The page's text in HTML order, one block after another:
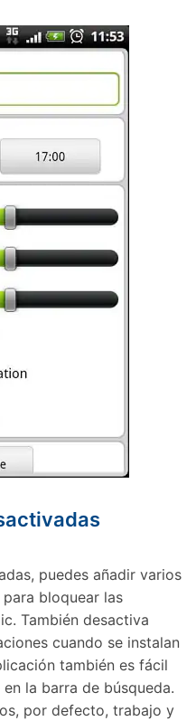
puedes añadir varios
bloquear las
También desactiva
cuando se instalan
también es fácil
la barra de búsqueda.
por defecto, trabajo y